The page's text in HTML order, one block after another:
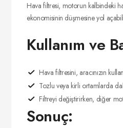
Hava filtresi, motorun kalbindeki
ekonomisinin düşmesine yol
Kullanım ve
Hava filtresini, aracınızın
Tozlu veya kirli ortamlarda
Filtreyi değiştirirken, diğer
Sonuç: